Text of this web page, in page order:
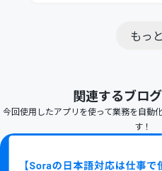
もっ
関連するブロ
今回使用したアプリを使って業務を自動
す！